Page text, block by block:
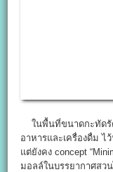
ในพื้นที่ขนาดกะทัดรัด
อาหารและเครื่องดื่ม ไ
แต่ยังคง concept
มอลล์ในบรรยากาศสว